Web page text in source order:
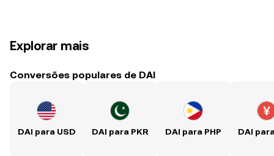
Explorar mais
Conversões populares de DAI
DAI para USD DAI para PKR DAI para PHP DAI